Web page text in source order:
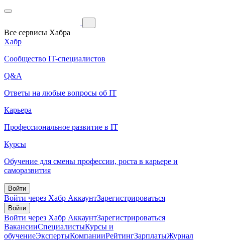
Все сервисы Хабра
Хабр
Сообщество IT-специалистов
Q&A
Ответы на любые вопросы об IT
Карьера
Профессиональное развитие в IT
Курсы
Обучение для смены профессии, роста в карьере и
саморазвития
Войти
Войти через Хабр АккаунтЗарегистрироваться
Войти
Войти через Хабр АккаунтЗарегистрироваться
ВакансииСпециалистыКурсы и
обучениеЭкспертыКомпанииРейтингЗарплатыЖурнал